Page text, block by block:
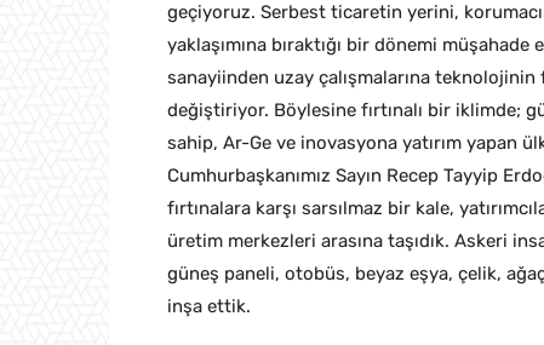
geçiyoruz. Serbest ticaretin yerini,
yaklaşımına bıraktığı bir dönemi
sanayiinden uzay çalışmalarına
değiştiriyor. Böylesine fırtınalı bir iklimde;
sahip, Ar-Ge ve inovasyona yatırım yapan
Cumhurbaşkanımız Sayın Recep Tayyip
fırtınalara karşı sarsılmaz bir kale,
üretim merkezleri arasına taşıdık. Askeri
güneş paneli, otobüs, beyaz eşya, çelik,
inşa ettik.